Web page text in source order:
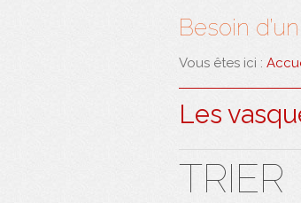
Besoin
Vous êtes ici :
Les
TRIER